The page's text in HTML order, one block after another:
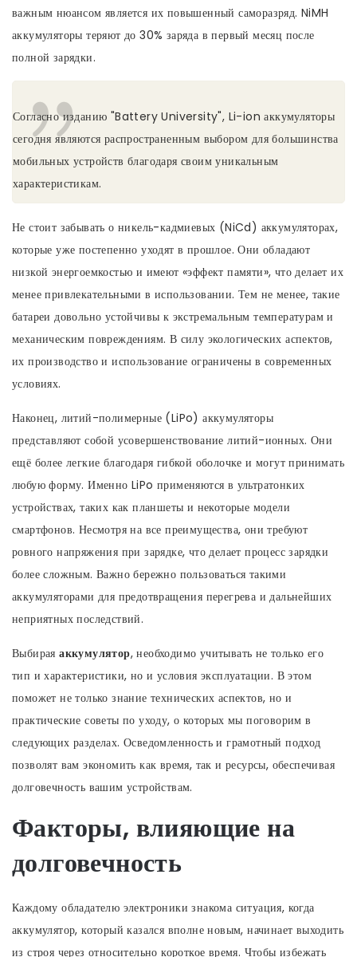
важным нюансом является их повышенный саморазряд. NiMH
аккумуляторы теряют до 30% заряда в первый месяц после
полной зарядки.
Согласно изданию "Battery University", Li-ion аккумуляторы
сегодня являются распространенным выбором для большинства
мобильных устройств благодаря своим уникальным
характеристикам.
Не стоит забывать о никель-кадмиевых (NiCd) аккумуляторах,
которые уже постепенно уходят в прошлое. Они обладают
низкой энергоемкостью и имеют «эффект памяти», что делает их
менее привлекательными в использовании. Тем не менее, такие
батареи довольно устойчивы к экстремальным температурам и
механическим повреждениям. В силу экологических аспектов,
их производство и использование ограничены в современных
условиях.
Наконец, литий-полимерные (LiPo) аккумуляторы
представляют собой усовершенствование литий-ионных. Они
ещё более легкие благодаря гибкой оболочке и могут принимать
любую форму. Именно LiPo применяются в ультратонких
устройствах, таких как планшеты и некоторые модели
смартфонов. Несмотря на все преимущества, они требуют
ровного напряжения при зарядке, что делает процесс зарядки
более сложным. Важно бережно пользоваться такими
аккумуляторами для предотвращения перегрева и дальнейших
неприятных последствий.
Выбираяаккумулятор, необходимо учитывать не только его
тип и характеристики, но и условия эксплуатации. В этом
поможет не только знание технических аспектов, но и
практические советы по уходу, о которых мы поговорим в
следующих разделах. Осведомленность и грамотный подход
позволят вам экономить как время, так и ресурсы, обеспечивая
долговечность вашим устройствам.
Факторы, влияющие на
долговечность
Каждому обладателю электроники знакома ситуация, когда
аккумулятор, который казался вполне новым, начинает выходить
из строя через относительно короткое время. Чтобы избежать